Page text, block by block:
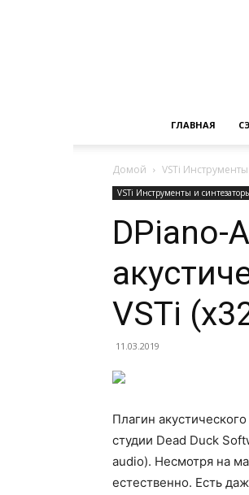
ГЛАВНАЯ
Домой VSTi
VSTi Инструменты и
DPiano-
VSTi
11.03.2019
Плагин
студии Dead Duck
audio). Несмотря на
естественно. Есть